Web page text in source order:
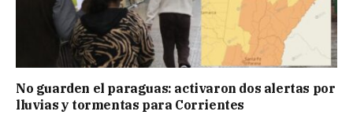
No guarden el paraguas: activaron dos alertas por
lluvias y tormentas para Corrientes